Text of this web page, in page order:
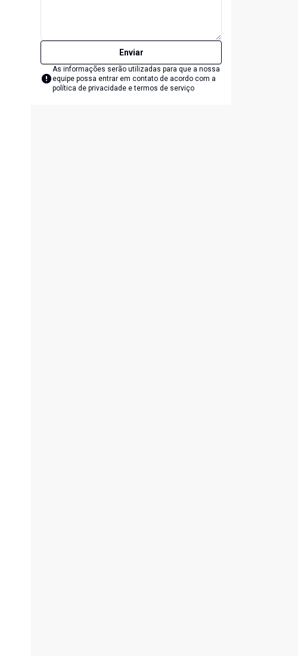
Enviar
As informações serão utilizadas para que a nossa
equipe possa entrar em contato de acordo com a
política de privacidade e termos de serviço